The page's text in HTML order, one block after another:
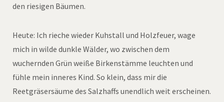
den riesigen Bäumen.
Heute: Ich rieche wieder Kuhstall und Holzfeuer, wage
mich in wilde dunkle Wälder, wo zwischen dem
wuchernden Grün weiße Birkenstämme leuchten und
fühle mein inneres Kind. So klein, dass mir die
Reetgräsersäume des Salzhaffs unendlich weit erscheinen.